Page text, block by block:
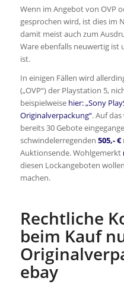
Wenn im Angebot von OVP
gesprochen wird, ist dies im
damit meist auch zum
Ware ebenfalls neuwertig ist
ist.
In einigen Fällen wird
(„OVP“) der Playstation 5,
beispielweise hier: „Sony
Originalverpackung“. Auf
bereits 30 Gebote
schwindelerregenden 505,- €
Auktionsende. Wohlgemerkt
diesen Lockangeboten
machen.
Rechtliche
beim Kauf
ebay